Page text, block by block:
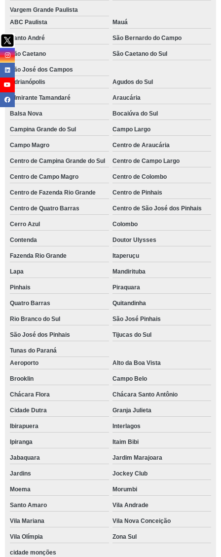
Vargem Grande Paulista
ABC Paulista
Mauá
Santo André São Bernardo do Campo
São Caetano São Caetano do Sul
São José dos Campos
Adrianópolis
Agudos do Sul
Almirante Tamandaré Araucária
Balsa Nova Bocaiúva do Sul
Campina Grande do Sul Campo Largo
Campo Magro Centro de Araucária
Centro de Campina Grande do Sul Centro de Campo Largo
Centro de Campo Magro Centro de Colombo
Centro de Fazenda Rio Grande Centro de Pinhais
Centro de Quatro Barras Centro de São José dos Pinhais
Cerro Azul Colombo
Contenda Doutor Ulysses
Fazenda Rio Grande Itaperuçu
Lapa Mandirituba
Pinhais Piraquara
Quatro Barras Quitandinha
Rio Branco do Sul São José Pinhais
São José dos Pinhais Tijucas do Sul
Tunas do Paraná
Aeroporto
Alto da Boa Vista
Brooklin Campo Belo
Chácara Flora Chácara Santo Antônio
Cidade Dutra Granja Julieta
Ibirapuera Interlagos
Ipiranga Itaim Bibi
Jabaquara Jardim Marajoara
Jardins Jockey Club
Moema Morumbi
Santo Amaro Vila Andrade
Vila Mariana Vila Nova Conceição
Vila Olímpia Zona Sul
cidade monções